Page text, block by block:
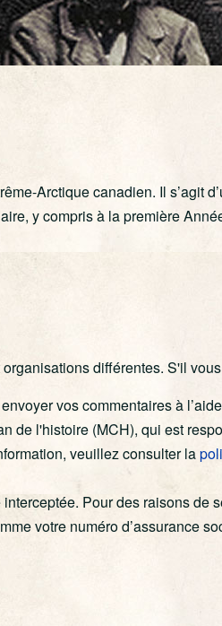
Arctique canadien. Il s’agit
y compris à la première
différentes. S'il
vos commentaires à
de l'histoire (MCH), qui est
veuillez consulter la
Pour des raisons
votre numéro d’assurance